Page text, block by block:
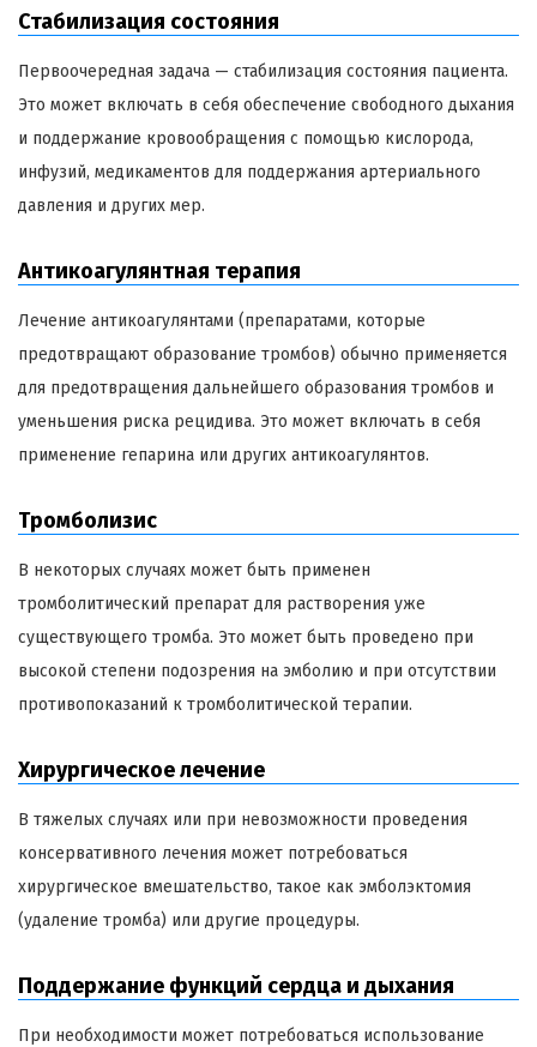
Стабилизация состояния
Первоочередная задача — стабилизация состояния пациента.
Это может включать в себя обеспечение свободного дыхания
и поддержание кровообращения с помощью кислорода,
инфузий, медикаментов для поддержания артериального
давления и других мер.
Антикоагулянтная терапия
Лечение антикоагулянтами (препаратами, которые
предотвращают образование тромбов) обычно применяется
для предотвращения дальнейшего образования тромбов и
уменьшения риска рецидива. Это может включать в себя
применение гепарина или других антикоагулянтов.
Тромболизис
В некоторых случаях может быть применен
тромболитический препарат для растворения уже
существующего тромба. Это может быть проведено при
высокой степени подозрения на эмболию и при отсутствии
противопоказаний к тромболитической терапии.
Хирургическое лечение
В тяжелых случаях или при невозможности проведения
консервативного лечения может потребоваться
хирургическое вмешательство, такое как эмболэктомия
(удаление тромба) или другие процедуры.
Поддержание функций сердца и дыхания
При необходимости может потребоваться использование